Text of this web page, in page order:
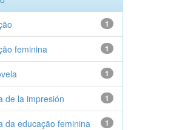
1
1
feminina
1
1
de la impresión
1
da educação feminina